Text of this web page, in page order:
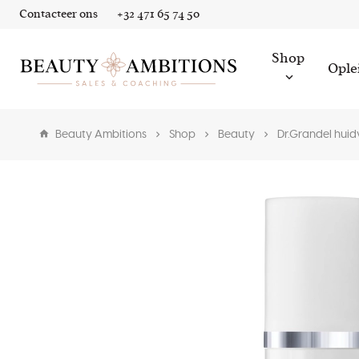
Contacteer ons +32 471 65 74 50
Shop
Beauty Ambitions Shop Beauty Dr.Grandel